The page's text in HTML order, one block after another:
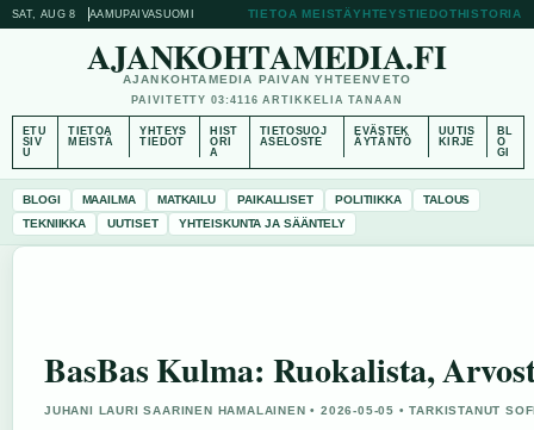
SAT, AUG 8 AAMUPAIVASUOMI TIETOA MEISTÄYHTEYSTIEDOTHISTORIA
AJANKOHTAMEDIA.FI
AJANKOHTAMEDIA PAIVAN YHTEENVETO
PAIVITETTY 03:4116 ARTIKKELIA TANAAN
ETU
SIV
U
TIETOA
MEISTÄ
YHTEYS
TIEDOT
HIST
ORI
A
TIETOSUOJ
ASELOSTE
EVÄSTEK
ÄYTÄNTÖ
UUTIS
KIRJE
BL
O
GI
BLOGI MAAILMA MATKAILU PAIKALLISET POLITIIKKA
TALOUS
TEKNIIKKA
UUTISET YHTEISKUNTA JA SÄÄNTELY
BasBas Kulma: Ruokalista,
JUHANI LAURI SAARINEN HAMALAINEN • 2026-05-05 • TARKISTANUT